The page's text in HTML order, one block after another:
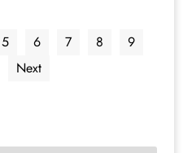
13,00 €.
5 6 7 8
9
Next